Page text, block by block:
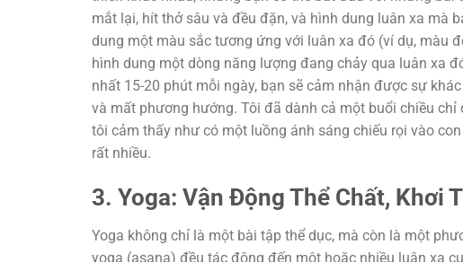
mắt lại, hít thở sâu và đều đặn, và hình dung luân xa mà
dung một màu sắc tương ứng với luân xa đó (ví dụ, màu
hình dung một dòng năng lượng đang chảy qua luân xa
nhất 15-20 phút mỗi ngày, bạn sẽ cảm nhận được sự
và mất phương hướng. Tôi đã dành cả một buổi chiều
tôi cảm thấy như có một luồng ánh sáng chiếu rọi vào
rất nhiều.
3. Yoga: Vận Động Thể Chất, Khơi
Yoga không chỉ là một bài tập thể dục, mà còn là một
yoga (asana) đều tác động đến một hoặc nhiều luân xa